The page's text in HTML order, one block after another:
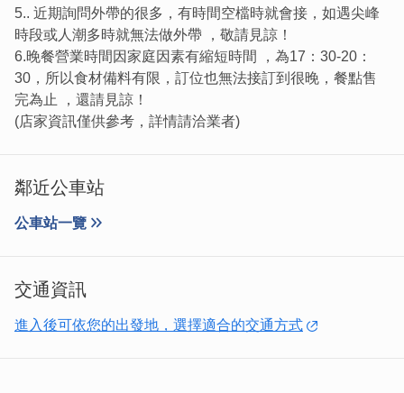
鎖住肉汁，肉片先以特製醬汁調味過，只要等到熟透就能享
用了。烤肉汁的精華順著銅盤融入湯底，與蔬菜金針菇下去
熬煮，將鍋物襯托得甘甜美味、口味濃郁，超級下飯！
5.. 近期詢問外帶的很多，有時間空檔時就會接，如遇尖峰
時段或人潮多時就無法做外帶 ，敬請見諒！
6.晚餐營業時間因家庭因素有縮短時間 ，為17：30-20：
30，所以食材備料有限，訂位也無法接訂到很晚，餐點售
完為止 ，還請見諒！
(店家資訊僅供參考，詳情請洽業者)
鄰近公車站
公車站一覽
交通資訊
進入後可依您的出發地，選擇適合的交通方式